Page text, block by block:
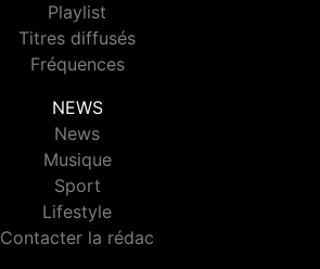
Playlist
Titres diffusés
Fréquences
NEWS
News
Musique
Sport
Lifestyle
Contacter la rédac